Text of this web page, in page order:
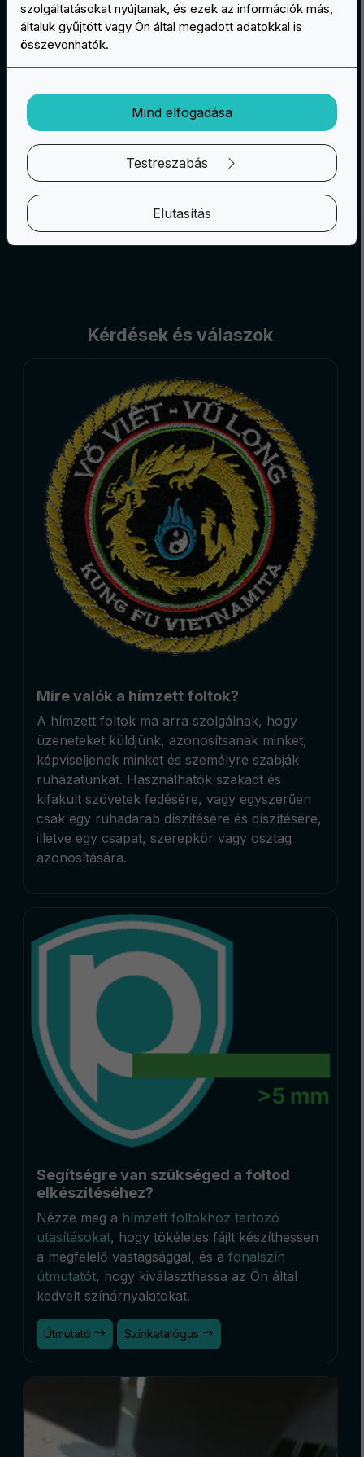
Grafikai tervezési szolgáltatás
Van egy ötlete vagy egy vázlata a
rendelkezésére, hogy elképzeléseit a
koncepciótól a konkrét gyártásig eljuttassa.
Tudjon meg többet
Kérdések és válaszok
Mire valók a hímzett foltok?
A hímzett foltok ma arra szolgálnak, hogy
üzeneteket küldjünk, azonosítsanak minket,
képviseljenek minket és személyre szabják
ruházatunkat. Használhatók szakadt és
kifakult szövetek fedésére, vagy egyszerűen
csak egy ruhadarab díszítésére és díszítésére,
illetve egy csapat, szerepkör vagy osztag
azonosítására.
Segítségre van szükséged a foltod
elkészítéséhez?
Nézze meg a hímzett foltokhoz tartozó
utasításokat, hogy tökéletes fájlt készíthessen
a megfelelő vastagsággal, és a fonalszín
útmutatót, hogy kiválaszthassa az Ön által
kedvelt színárnyalatokat.
Útmutató Színkatalógus
szolgáltatásokat nyújtanak, és ezek az információk más,
általuk gyűjtött vagy Ön által megadott adatokkal is
összevonhatók.
Mind elfogadása
Testreszabás
Elutasítás